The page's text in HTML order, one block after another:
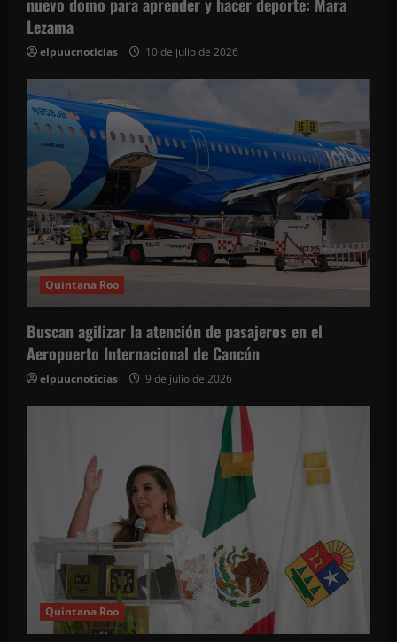
r
a
d
a
s
Lezama
elpuucnoticias 10 de julio de 2026
Quintana Roo
Buscan agilizar la atención de pasajeros en el
Aeropuerto Internacional de Cancún
elpuucnoticias 9 de julio de 2026
Quintana Roo